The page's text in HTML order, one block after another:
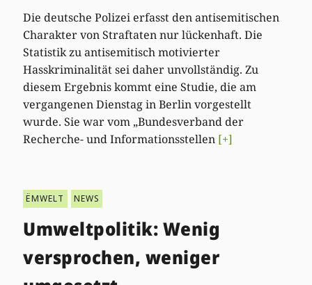
Die deutsche Polizei erfasst den antisemitischen
Charakter von Straftaten nur lückenhaft. Die
Statistik zu antisemitisch motivierter
Hasskriminalität sei daher unvollständig. Zu
diesem Ergebnis kommt eine Studie, die am
vergangenen Dienstag in Berlin vorgestellt
wurde. Sie war vom „Bundesverband der
Recherche- und Informationsstellen [+]
ËMWELT NEWS
Umweltpolitik: Wenig
versprochen, weniger